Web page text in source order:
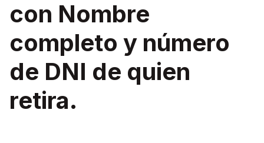
con Nombre
completo y número
de DNI de quien
retira.